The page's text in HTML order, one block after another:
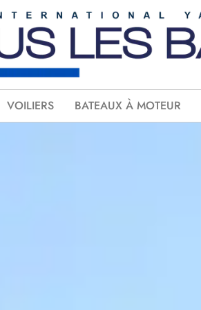
VOILIERS BATEAUX À MOTEUR